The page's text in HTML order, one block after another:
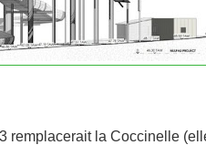
remplacerait la Coccinelle